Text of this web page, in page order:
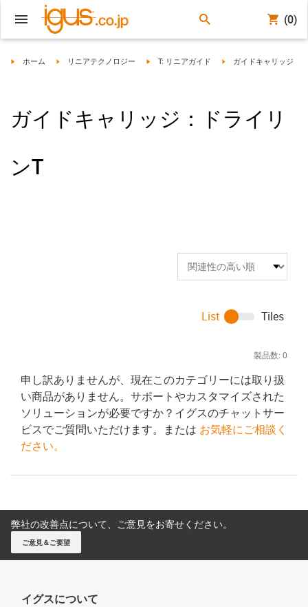
(0)
igus-icon-arrow-right
ホーム igus-icon-arrow-right
リニアテクノロジー igus-icon-arrow-right
T: リニアガイド igus-icon-arrow-right
ガイドキャリッジ
ガイドキャリッジ：ドライリ
ンT
製品数: 0
List Tiles
申し訳ありませんが、現在このカテゴリーには取り扱
い商品がありません。サポートやカスタマイズされた
ソリューションが必要ですか？イグスのチャットサー
ビスでご質問いただけます。または お気軽にご相談く
ださい。
弊社の改善点について、ご意見をお寄せください。
ご意見＆ご要望
イグスについて